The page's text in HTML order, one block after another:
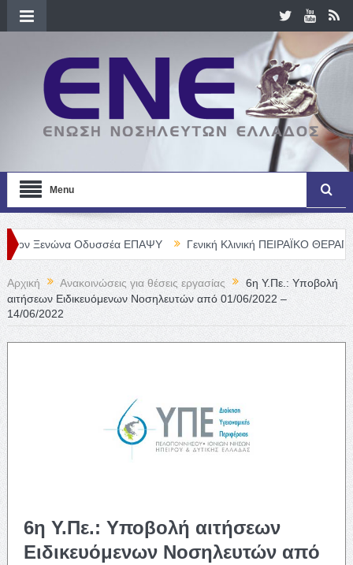
Menu
Οδυσσέα ΕΠΑΨΥ Γενική Κλινική ΠΕΙΡΑΪΚΟ ΘΕΡΑΠΕΥΤΗΡΙΟ
Αρχική Ανακοινώσεις για θέσεις εργασίας
6η Υ.Πε.: Υποβολή
αιτήσεων Ειδικευόμενων Νοσηλευτών από 01/06/2022 –
14/06/2022
6η Υ.Πε.: Υποβολή αιτήσεων
Ειδικευόμενων Νοσηλευτών από